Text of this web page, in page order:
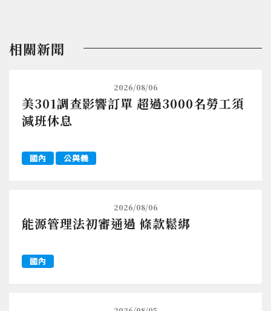
相關新聞
2026/08/06
美301調查影響訂單 超過3000名勞工須
減班休息
國內 公與義
2026/08/06
能源管理法初審通過 條款鬆綁
國內